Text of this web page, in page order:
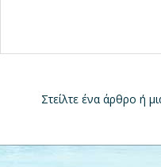
Στείλτε ένα άρθρο ή